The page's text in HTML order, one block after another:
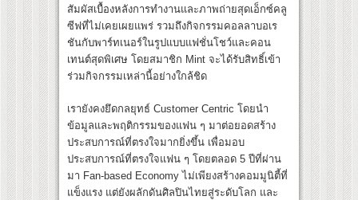
สัมผัสเบื้องหลังการทำงานและภาพถ่ายสุดเอ็กซ์คลู
ซีฟที่ไม่เคยเผยแพร่ รวมถึงกิจกรรมคอลลาบอเร
ชันกับพาร์ทเนอร์ในรูปแบบแฟชั่นโชว์และคอน
เทนต์สุดพิเศษ โดยสมาชิก Mint จะได้รับสิทธิ์เข้า
ร่วมกิจกรรมเหล่านี้อย่างใกล้ชิด
เรายังคงยึดกลยุทธ์ Customer Centric โดยนำ
ข้อมูลและพฤติกรรมของแฟน ๆ มาต่อยอดสร้าง
ประสบการณ์ที่ตรงใจมากยิ่งขึ้น เพื่อมอบ
ประสบการณ์ที่ตรงใจแฟน ๆ โดยตลอด 5 ปีที่ผ่าน
มา Fan-based Economy ไม่เพียงสร้างคอมมูนิตี้ที่
แข็งแรง แต่ยังผลักดันศิลปินไทยสู่ระดับโลก และ